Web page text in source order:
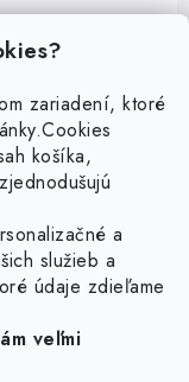
zariadení, ktoré
Cookies
košíka,
a
služieb a
údaje zdieľame
veľmi